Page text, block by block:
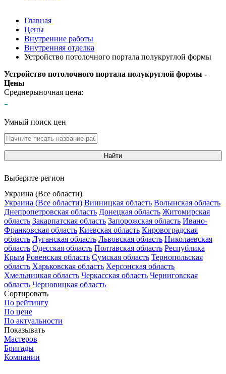
Главная
Цены
Внутренние работы
Внутренняя отделка
Устройство потолочного портала полукруглой формы
Устройство потолочного портала полукруглой формы -
Цены
Среднерыночная цена:
-
Умный поиск цен
Найти
Выберите регион
Украина (Все области)
Украина (Все области) Винницкая область Волынская область
Днепропетровская область Донецкая область Житомирская
область Закарпатская область Запорожская область Ивано-
Франковская область Киевская область Кировоградская
область Луганская область Львовская область Николаевская
область Одесская область Полтавская область Республика
Крым Ровенская область Сумская область Тернопольская
область Харьковская область Херсонская область
Хмельницкая область Черкасская область Черниговская
область Черновицкая область
Сортировать
По рейтингу
По цене
По актуальности
Показывать
Мастеров
Бригады
Компании